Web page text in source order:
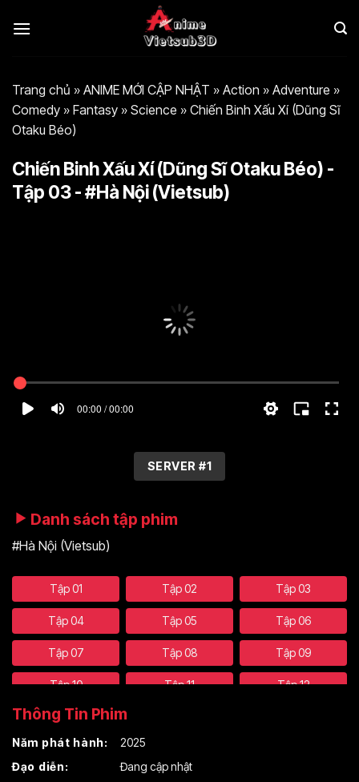
qua
Trang chủ » ANIME MỚI CẬP NHẬT » Action » Adventure »
Comedy » Fantasy » Science » Chiến Binh Xấu Xí (Dũng Sĩ
Otaku Béo)
Chiến Binh Xấu Xí (Dũng Sĩ Otaku Béo) -
Tập 03 - #Hà Nội (Vietsub)
00:00 / 00:00
SERVER #1
Danh sách tập phim
#Hà Nội (Vietsub)
Tập 01 Tập 02 Tập 03
Tập 04 Tập 05 Tập 06
Tập 07 Tập 08 Tập 09
Tập 10 Tập 11 Tập 12
Thông Tin Phim
Năm phát hành:
2025
Đạo diễn:
Đang cập nhật